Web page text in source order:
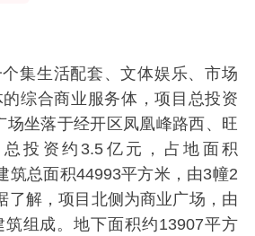
集生活配套、文体娱乐、市场
综合商业服务体，项目总投资
场坐落于经开区凤凰峰路西、旺
投资约3.5亿元，占地面积
筑总面积44993平方米，由3幢2
了解，项目北侧为商业广场，由
组成。地下面积约13907平方